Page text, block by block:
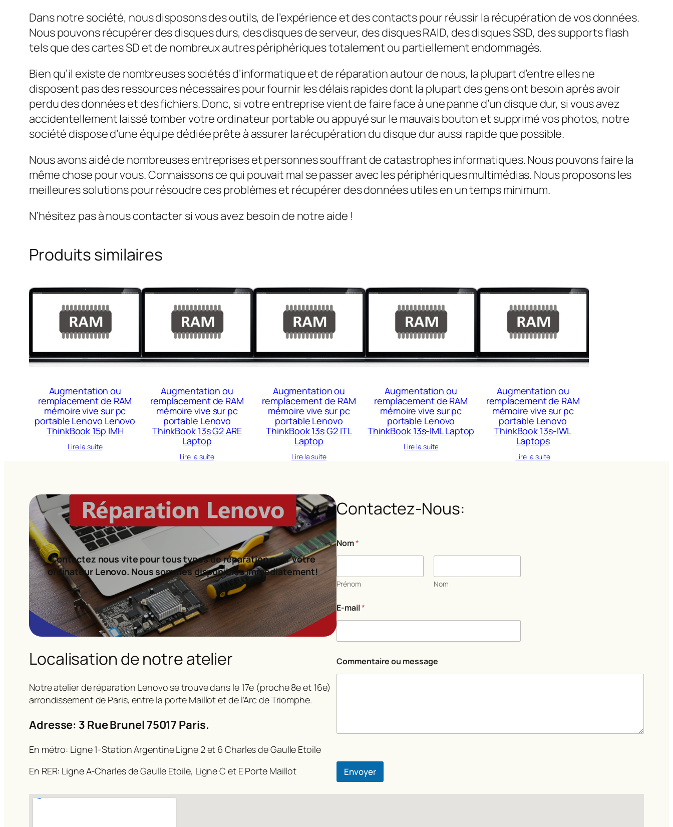
Dans notre société, nous disposons des outils, de l’expérience et des contacts pour réussir la récupération de vos données.
Nous pouvons récupérer des disques durs, des disques de serveur, des disques RAID, des disques SSD, des supports flash
tels que des cartes SD et de nombreux autres périphériques totalement ou partiellement endommagés.
Bien qu’il existe de nombreuses sociétés d’informatique et de réparation autour de nous, la plupart d’entre elles ne
disposent pas des ressources nécessaires pour fournir les délais rapides dont la plupart des gens ont besoin après avoir
perdu des données et des fichiers. Donc, si votre entreprise vient de faire face à une panne d’un disque dur, si vous avez
accidentellement laissé tomber votre ordinateur portable ou appuyé sur le mauvais bouton et supprimé vos photos, notre
société dispose d’une équipe dédiée prête à assurer la récupération du disque dur aussi rapide que possible.
Nous avons aidé de nombreuses entreprises et personnes souffrant de catastrophes informatiques. Nous pouvons faire la
même chose pour vous. Connaissons ce qui pouvait mal se passer avec les périphériques multimédias. Nous proposons les
meilleures solutions pour résoudre ces problèmes et récupérer des données utiles en un temps minimum.
N’hésitez pas à nous contacter si vous avez besoin de notre aide !
Produits similaires
Augmentation ou
remplacement de RAM
mémoire vive sur pc
portable Lenovo Lenovo
ThinkBook 15p IMH
Lire la suite
Augmentation ou
remplacement de RAM
mémoire vive sur pc
portable Lenovo
ThinkBook 13s G2 ARE
Laptop
Lire la suite
Augmentation ou
remplacement de RAM
mémoire vive sur pc
portable Lenovo
ThinkBook 13s G2 ITL
Laptop
Lire la suite
Augmentation ou
remplacement de RAM
mémoire vive sur pc
portable Lenovo
ThinkBook 13s-IML Laptop
Lire la suite
Augmentation ou
remplacement de RAM
mémoire vive sur pc
portable Lenovo
ThinkBook 13s-IWL
Laptops
Lire la suite
Contactez nous vite pour tous types de réparation pour votre
ordinateur Lenovo. Nous sommes disponibles immédiatement!
Localisation de notre atelier
Notre atelier de réparation Lenovo se trouve dans le 17e (proche 8e et 16e)
arrondissement de Paris, entre la porte Maillot et de l’Arc de Triomphe.
Adresse: 3 Rue Brunel 75017 Paris.
En métro: Ligne 1-Station Argentine Ligne 2 et 6 Charles de Gaulle Etoile
En RER: Ligne A-Charles de Gaulle Etoile, Ligne C et E Porte Maillot
Contactez-Nous:
Nom*
Prénom Nom
E-mail*
-
m
Commentaire ou message
Envoyer